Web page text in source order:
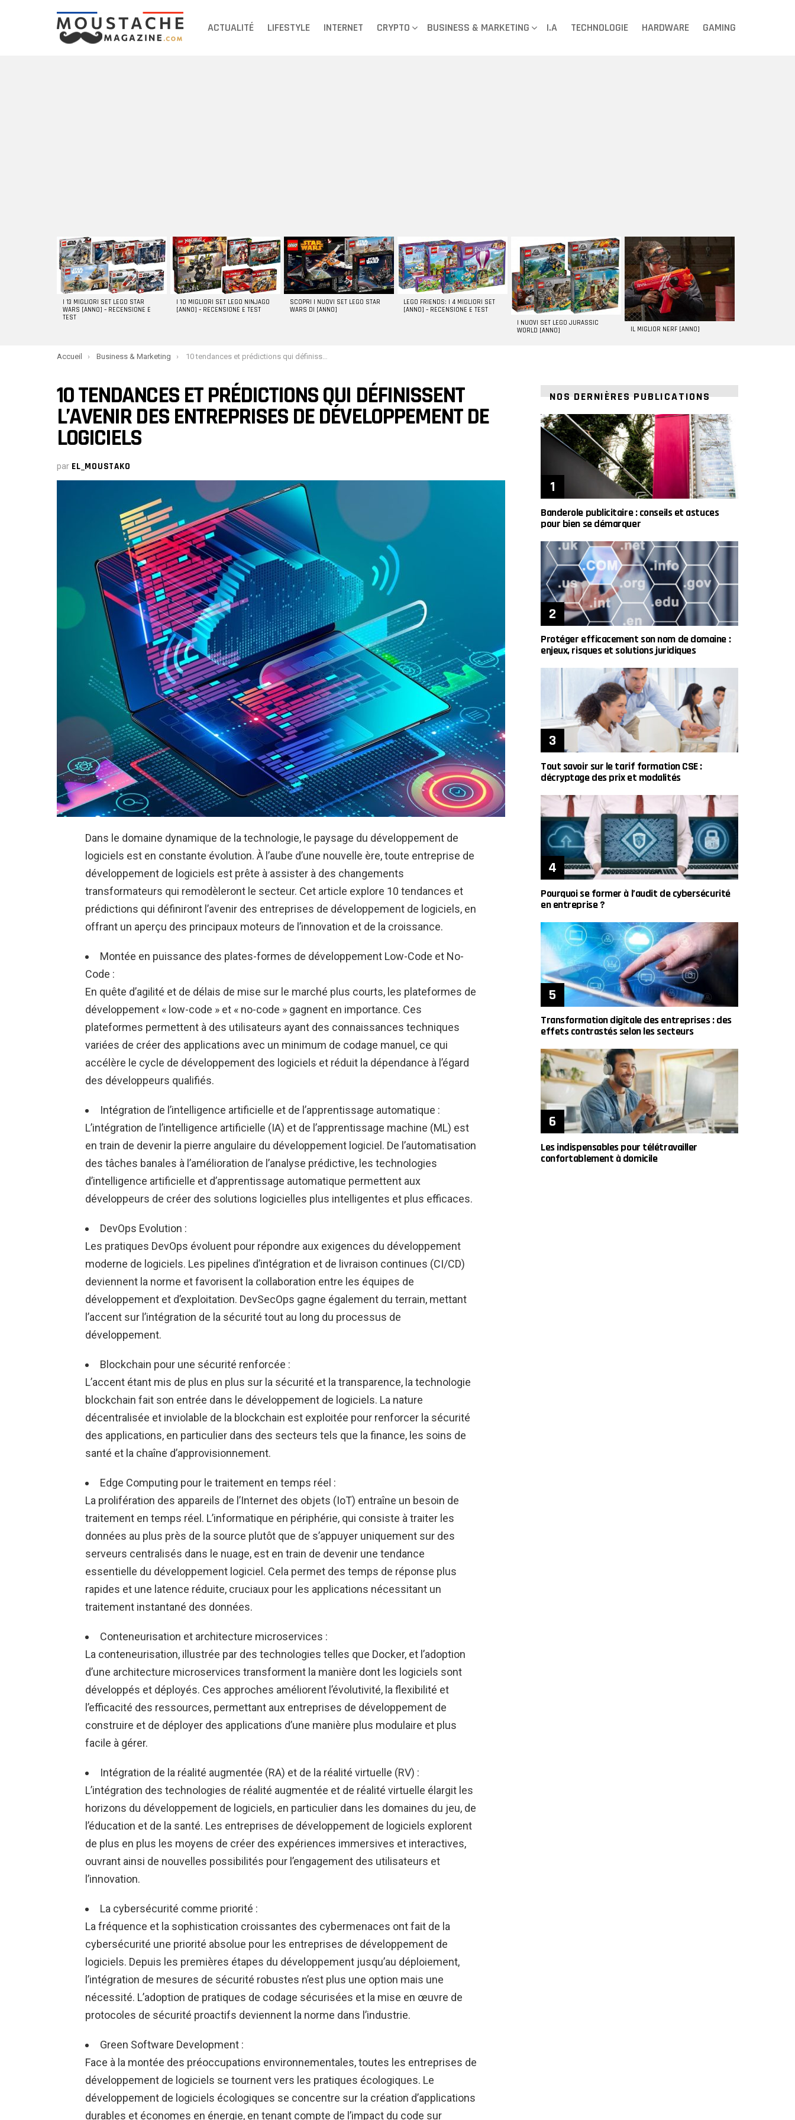
ACTUALITÉ LIFESTYLE INTERNET CRYPTO BUSINESS & MARKETING I.A TECHNOLOGIE HARDWARE GAMING
DERNIERS
ARTICLES
I 13 MIGLIORI SET LEGO STAR
WARS [ANNO] – RECENSIONE E
TEST
I 10 MIGLIORI SET LEGO NINJAGO
[ANNO] – RECENSIONE E TEST
SCOPRI I NUOVI SET LEGO STAR
WARS DI [ANNO]
LEGO FRIENDS: I 4 MIGLIORI SET
[ANNO] – RECENSIONE E TEST
I NUOVI SET LEGO JURASSIC
WORLD [ANNO]
IL MIGLIOR NERF [ANNO]
You are here:
Accueil Business & Marketing 10 tendances et prédictions qui définissent l’avenir des entreprises de développement de logiciels
10 TENDANCES ET PRÉDICTIONS QUI DÉFINISSENT
L’AVENIR DES ENTREPRISES DE DÉVELOPPEMENT DE
LOGICIELS
par EL_MOUSTAKO
Dans le domaine dynamique de la technologie, le paysage du développement de
logiciels est en constante évolution. À l’aube d’une nouvelle ère, toute entreprise de
développement de logiciels est prête à assister à des changements
transformateurs qui remodèleront le secteur. Cet article explore 10 tendances et
prédictions qui définiront l’avenir des entreprises de développement de logiciels, en
offrant un aperçu des principaux moteurs de l’innovation et de la croissance.
Montée en puissance des plates-formes de développement Low-Code et No-
Code :
En quête d’agilité et de délais de mise sur le marché plus courts, les plateformes de
développement « low-code » et « no-code » gagnent en importance. Ces
plateformes permettent à des utilisateurs ayant des connaissances techniques
variées de créer des applications avec un minimum de codage manuel, ce qui
accélère le cycle de développement des logiciels et réduit la dépendance à l’égard
des développeurs qualifiés.
Intégration de l’intelligence artificielle et de l’apprentissage automatique :
L’intégration de l’intelligence artificielle (IA) et de l’apprentissage machine (ML) est
en train de devenir la pierre angulaire du développement logiciel. De l’automatisation
des tâches banales à l’amélioration de l’analyse prédictive, les technologies
d’intelligence artificielle et d’apprentissage automatique permettent aux
développeurs de créer des solutions logicielles plus intelligentes et plus efficaces.
DevOps Evolution :
Les pratiques DevOps évoluent pour répondre aux exigences du développement
moderne de logiciels. Les pipelines d’intégration et de livraison continues (CI/CD)
deviennent la norme et favorisent la collaboration entre les équipes de
développement et d’exploitation. DevSecOps gagne également du terrain, mettant
l’accent sur l’intégration de la sécurité tout au long du processus de
développement.
Blockchain pour une sécurité renforcée :
L’accent étant mis de plus en plus sur la sécurité et la transparence, la technologie
blockchain fait son entrée dans le développement de logiciels. La nature
décentralisée et inviolable de la blockchain est exploitée pour renforcer la sécurité
des applications, en particulier dans des secteurs tels que la finance, les soins de
santé et la chaîne d’approvisionnement.
Edge Computing pour le traitement en temps réel :
La prolifération des appareils de l’Internet des objets (IoT) entraîne un besoin de
traitement en temps réel. L’informatique en périphérie, qui consiste à traiter les
données au plus près de la source plutôt que de s’appuyer uniquement sur des
serveurs centralisés dans le nuage, est en train de devenir une tendance
essentielle du développement logiciel. Cela permet des temps de réponse plus
rapides et une latence réduite, cruciaux pour les applications nécessitant un
traitement instantané des données.
Conteneurisation et architecture microservices :
La conteneurisation, illustrée par des technologies telles que Docker, et l’adoption
d’une architecture microservices transforment la manière dont les logiciels sont
développés et déployés. Ces approches améliorent l’évolutivité, la flexibilité et
l’efficacité des ressources, permettant aux entreprises de développement de
construire et de déployer des applications d’une manière plus modulaire et plus
facile à gérer.
Intégration de la réalité augmentée (RA) et de la réalité virtuelle (RV) :
L’intégration des technologies de réalité augmentée et de réalité virtuelle élargit les
horizons du développement de logiciels, en particulier dans les domaines du jeu, de
l’éducation et de la santé. Les entreprises de développement de logiciels explorent
de plus en plus les moyens de créer des expériences immersives et interactives,
ouvrant ainsi de nouvelles possibilités pour l’engagement des utilisateurs et
l’innovation.
La cybersécurité comme priorité :
La fréquence et la sophistication croissantes des cybermenaces ont fait de la
cybersécurité une priorité absolue pour les entreprises de développement de
logiciels. Depuis les premières étapes du développement jusqu’au déploiement,
l’intégration de mesures de sécurité robustes n’est plus une option mais une
nécessité. L’adoption de pratiques de codage sécurisées et la mise en œuvre de
protocoles de sécurité proactifs deviennent la norme dans l’industrie.
Green Software Development :
Face à la montée des préoccupations environnementales, toutes les entreprises de
développement de logiciels se tournent vers les pratiques écologiques. Le
développement de logiciels écologiques se concentre sur la création d’applications
durables et économes en énergie, en tenant compte de l’impact du code sur
NOS DERNIÈRES PUBLICATIONS
Banderole publicitaire : conseils et astuces
pour bien se démarquer
Protéger efficacement son nom de domaine :
enjeux, risques et solutions juridiques
Tout savoir sur le tarif formation CSE :
décryptage des prix et modalités
Pourquoi se former à l’audit de cybersécurité
en entreprise ?
Transformation digitale des entreprises : des
effets contrastés selon les secteurs
Les indispensables pour télétravailler
confortablement à domicile